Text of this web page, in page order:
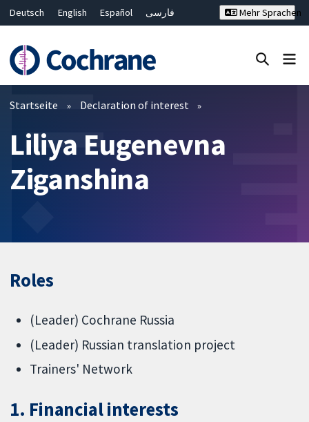
Deutsch English Español
فارسی
Bahasa Malaysia
ไทย
繁體中文
简体中文
Mehr Sprachen
Filter
Startseite Declaration of interest
Liliya Eugenevna
Ziganshina
Roles
(Leader) Cochrane Russia
(Leader) Russian translation project
Trainers' Network
1. Financial interests